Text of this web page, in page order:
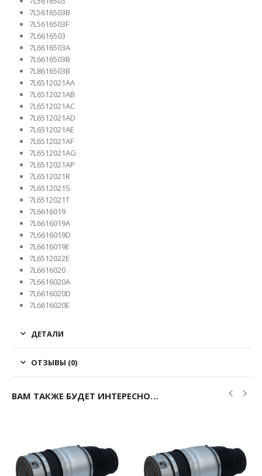
7L5616503B
7L5616503F
7L6616503
7L6616503A
7L6616503B
7L8616503B
7L6512021AA
7L6512021AB
7L6512021AC
7L6512021AD
7L6512021AE
7L6512021AF
7L6512021AG
7L6512021AP
7L6512021R
7L6512021S
7L6512021T
7L6616019
7L6616019A
7L6616019D
7L6616019E
7L6512022E
7L6616020
7L6616020A
7L6616020D
7L6616020E
ДЕТАЛИ
ОТЗЫВЫ (0)
ВАМ ТАКЖЕ БУДЕТ ИНТЕРЕСНО…